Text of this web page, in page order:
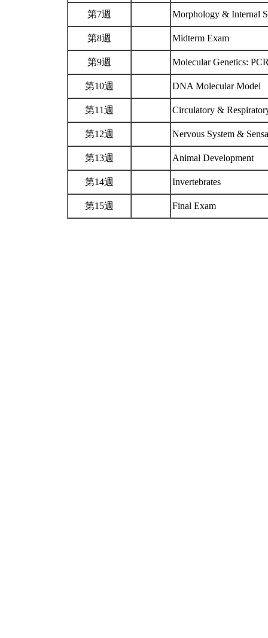
第7週 Morphology & Internal
第8週 Midterm Exam
第9週 Molecular Genetics:
第10週 DNA Molecular Model
第11週 Circulatory &
第12週 Nervous System &
第13週 Animal Development
第14週 Invertebrates
第15週 Final Exam